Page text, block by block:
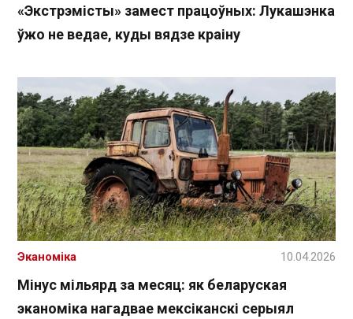
«Экстрэмісты» замест працоўных: Лукашэнка
ўжо не ведае, куды вядзе краіну
Мінус мільярд за месяц: як беларуская
эканоміка нагадвае мексіканскі серыял
Эканоміка 10.04.2026